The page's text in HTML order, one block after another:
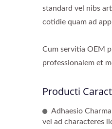
standard vel nibs
cotidie quam ad
Cum servitia OEM
professionalem et
Producti
Adhaesio
vel ad characteres